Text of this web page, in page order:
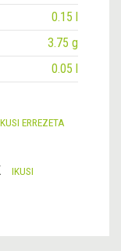
0.15 l
3.75 g
0.05 l
ERREZETA
IKUSI